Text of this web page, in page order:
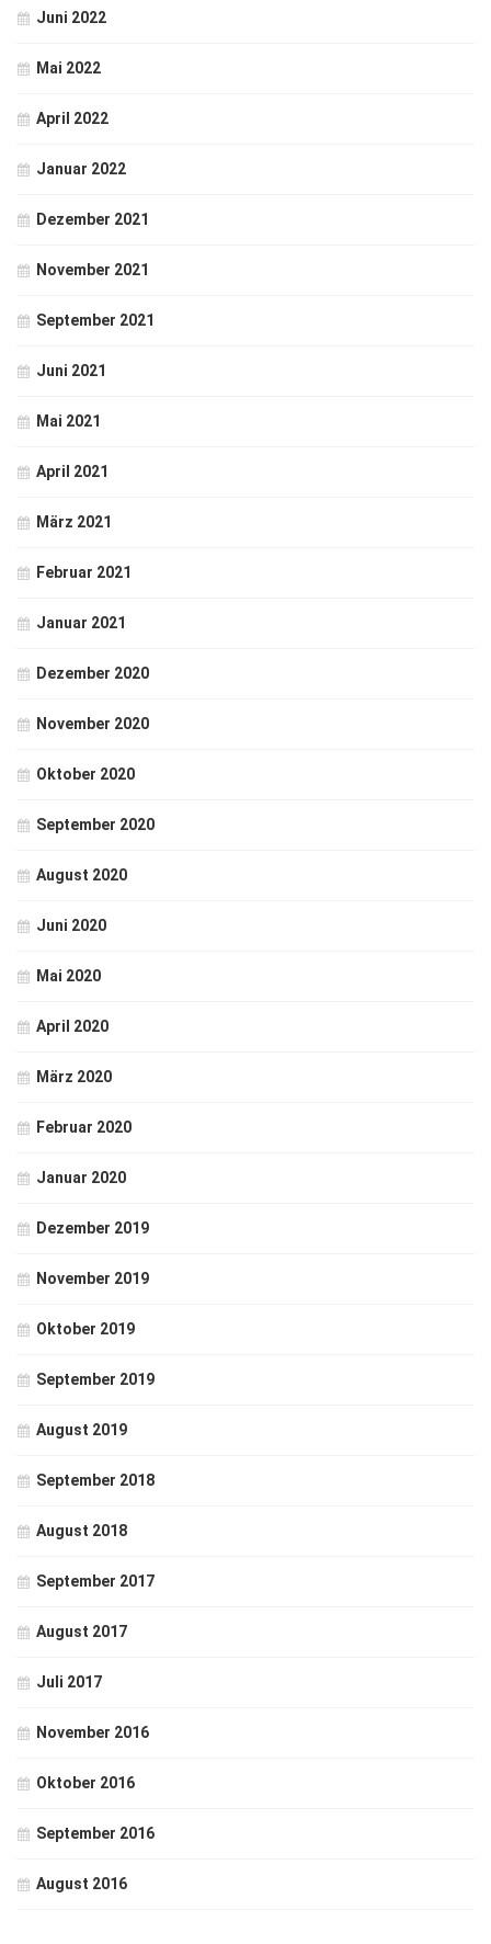
Juni 2022
Mai 2022
April 2022
Januar 2022
Dezember 2021
November 2021
September 2021
Juni 2021
Mai 2021
April 2021
März 2021
Februar 2021
Januar 2021
Dezember 2020
November 2020
Oktober 2020
September 2020
August 2020
Juni 2020
Mai 2020
April 2020
März 2020
Februar 2020
Januar 2020
Dezember 2019
November 2019
Oktober 2019
September 2019
August 2019
September 2018
August 2018
September 2017
August 2017
Juli 2017
November 2016
Oktober 2016
September 2016
August 2016